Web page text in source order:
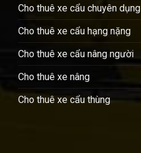
Cho thuê xe cẩu chuyên dụng
Cho thuê xe cẩu hạng nặng
Cho thuê xe cẩu nâng người
Cho thuê xe nâng
Cho thuê xe cẩu thùng